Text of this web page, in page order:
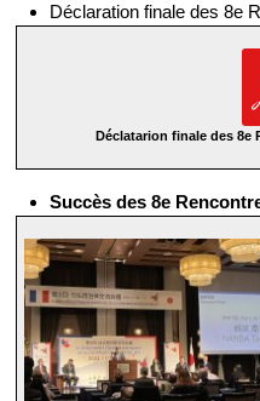
Déclaration finale des 8e
Déclatarion finale des 8e
Succès des 8e